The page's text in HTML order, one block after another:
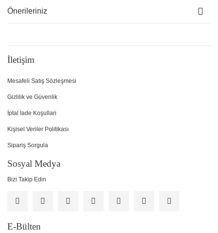
Önerileriniz
İletişim
Mesafeli Satış Sözleşmesi
Gizlilik ve Güvenlik
İptal İade Koşullari
Kişisel Veriler Politikası
Sipariş Sorgula
Sosyal Medya
Bizi Takip Edin
E-Bülten